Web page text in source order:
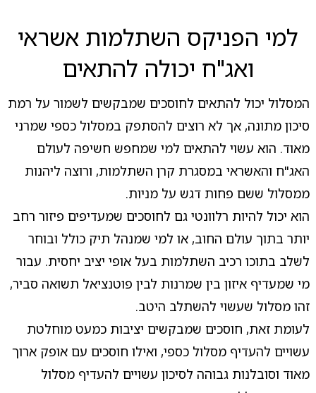
למי הפניקס השתלמות אשראי
ואג"ח יכולה להתאים
המסלול יכול להתאים לחוסכים שמבקשים לשמור על רמת
סיכון מתונה, אך לא רוצים להסתפק במסלול כספי שמרני
מאוד. הוא עשוי להתאים למי שמחפש חשיפה לעולם
האג"ח והאשראי במסגרת קרן השתלמות, ורוצה ליהנות
ממסלול ששם פחות דגש על מניות.
הוא יכול להיות רלוונטי גם לחוסכים שמעדיפים פיזור רחב
יותר בתוך עולם החוב, או למי שמנהל תיק כולל ובוחר
לשלב בתוכו רכיב השתלמות בעל אופי יציב יחסית. עבור
מי שמעדיף איזון בין שמרנות לבין פוטנציאל תשואה סביר,
זהו מסלול שעשוי להשתלב היטב.
לעומת זאת, חוסכים שמבקשים יציבות כמעט מוחלטת
עשויים להעדיף מסלול כספי, ואילו חוסכים עם אופק ארוך
מאוד וסובלנות גבוהה לסיכון עשויים להעדיף מסלול